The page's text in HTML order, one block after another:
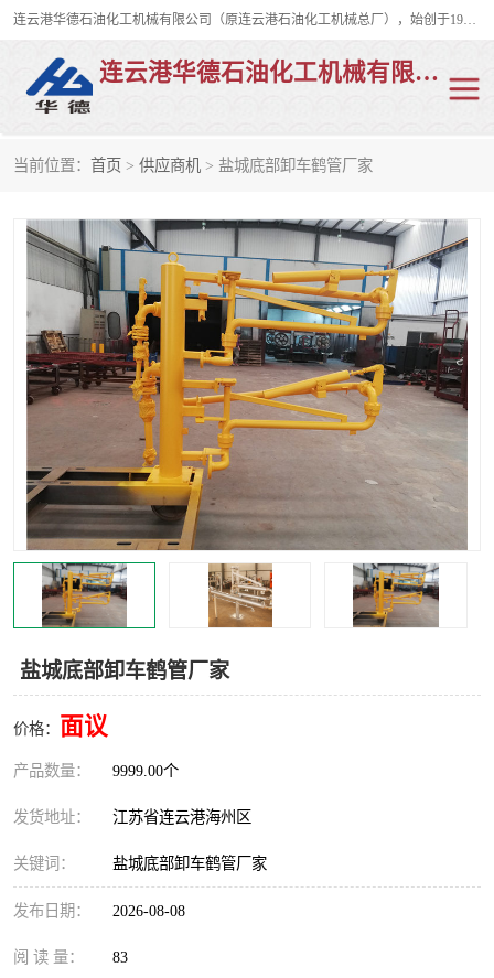
连云港华德石油化工机械有限公司（原连云港石油化工机械总厂），始创于1982年，是从事码头船用流体装卸臂、陆用流体装卸臂（鹤管）、活动梯、钢构平台、定量装车系统等全系列流体装卸设备的设计、制造、销售以及服务的专业供应商。
连云港华德石油化工机械有限公司
当前位置： 首页 > 供应商机 > 盐城底部卸车鹤管厂家
盐城底部卸车鹤管厂家
价格： 面议
产品数量： 9999.00个
发货地址： 江苏省连云港海州区
关键词： 盐城底部卸车鹤管厂家
发布日期： 2026-08-08
阅 读 量： 83
液氨鹤管 液氯鹤管
LNG鹤管 活动梯
平台栈桥 卸车鹤管
装车鹤管 输油臂
紧急脱离干式接头
汽车鹤管 顶部鹤管
底部鹤管 低温鹤管
浮动出油装置 鹤管
车臂